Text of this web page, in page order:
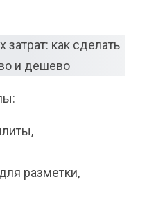
разметки,